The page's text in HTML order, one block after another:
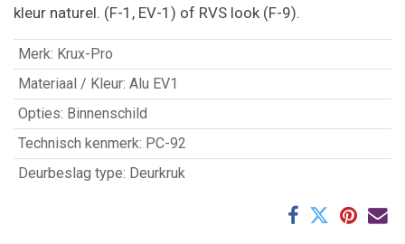
kleur naturel. (F-1, EV-1) of RVS look (F-9).
Merk: Krux-Pro
Materiaal / Kleur: Alu EV1
Opties: Binnenschild
Technisch kenmerk: PC-92
Deurbeslag type: Deurkruk